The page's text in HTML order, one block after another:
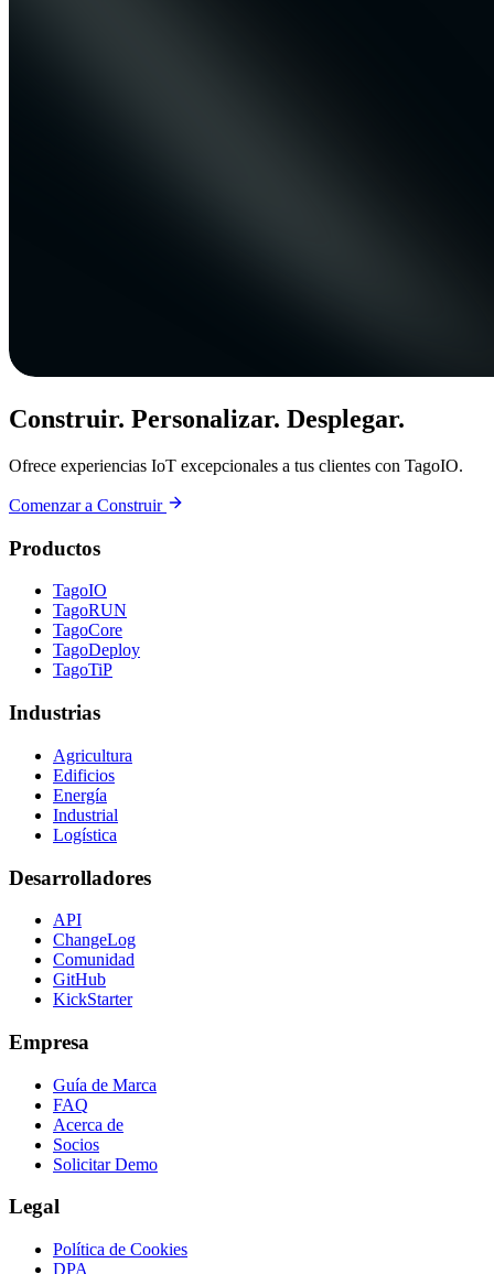
Construir. Personalizar. Desplegar.
Ofrece experiencias IoT excepcionales a tus clientes con TagoIO.
Comenzar a Construir
Productos
TagoIO
TagoRUN
TagoCore
TagoDeploy
TagoTiP
Industrias
Agricultura
Edificios
Energía
Industrial
Logística
Desarrolladores
API
ChangeLog
Comunidad
GitHub
KickStarter
Empresa
Guía de Marca
FAQ
Acerca de
Socios
Solicitar Demo
Legal
Política de Cookies
DPA